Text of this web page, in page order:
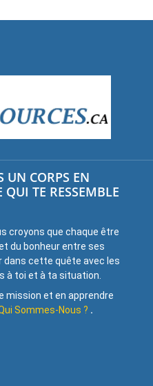
UN CORPS EN
TE RESSEMBLE
croyons que chaque être
du bonheur entre ses
dans cette quête avec les
à toi et à ta situation.
mission et en apprendre
Sommes-Nous ? .